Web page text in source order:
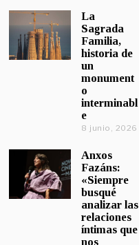
La
Sagrada
Familia,
historia de
un
monument
o
interminabl
e
8 junio, 2026
Anxos
Fazáns:
«Siempre
busqué
analizar las
relaciones
íntimas que
nos